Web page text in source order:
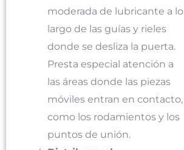
moderada de lubricante a lo
largo de las guías y rieles
donde se desliza la puerta.
Presta especial atención a
las áreas donde las piezas
móviles entran en contacto,
como los rodamientos y los
puntos de unión.